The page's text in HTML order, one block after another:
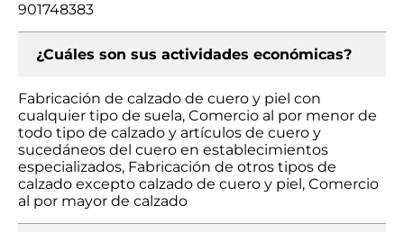
901748383
¿Cuáles son sus actividades económicas?
Fabricación de calzado de cuero y piel con
cualquier tipo de suela, Comercio al por menor de
todo tipo de calzado y artículos de cuero y
sucedáneos del cuero en establecimientos
especializados, Fabricación de otros tipos de
calzado excepto calzado de cuero y piel, Comercio
al por mayor de calzado